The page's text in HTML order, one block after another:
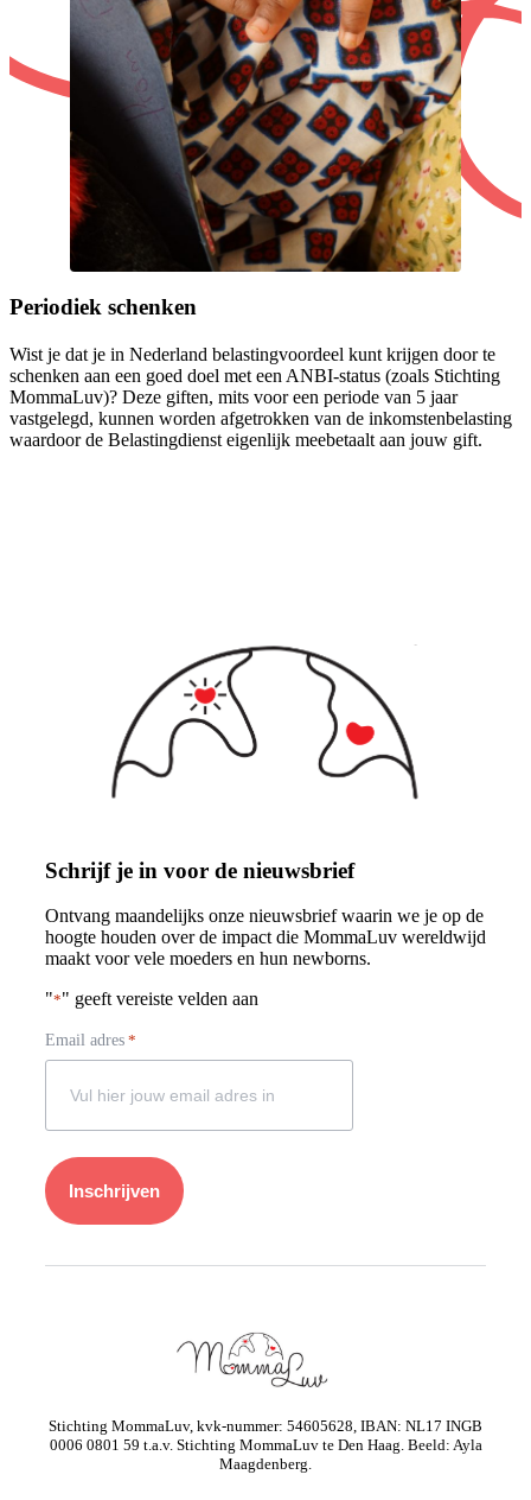
Periodiek schenken
Wist je dat je in Nederland belastingvoordeel kunt krijgen door te
schenken aan een goed doel met een ANBI-status (zoals Stichting
MommaLuv)? Deze giften, mits voor een periode van 5 jaar
vastgelegd, kunnen worden afgetrokken van de inkomstenbelasting
waardoor de Belastingdienst eigenlijk meebetaalt aan jouw gift.
Schrijf je in voor de nieuwsbrief
Ontvang maandelijks onze nieuwsbrief waarin we je op de
hoogte houden over de impact die MommaLuv wereldwijd
maakt voor vele moeders en hun newborns.
"*" geeft vereiste velden aan
Email adres *
Stichting MommaLuv, kvk-nummer: 54605628, IBAN: NL17 INGB
0006 0801 59 t.a.v. Stichting MommaLuv te Den Haag. Beeld: Ayla
Maagdenberg.